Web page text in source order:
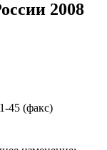
2008
45 (факс)